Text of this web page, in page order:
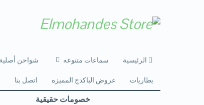
الرئيسية سماعات متنوعه شواحن أصلية
بطاريات عروض الباكدج المميزه اتصل بنا
خصومات حقيقية